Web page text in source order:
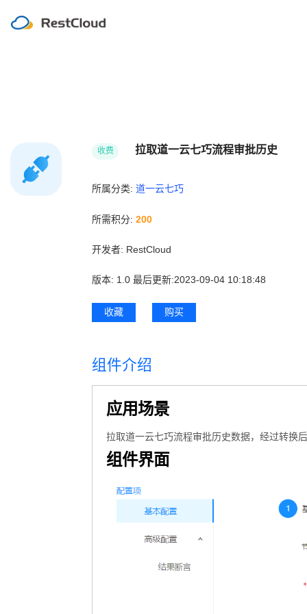
收费 拉取道一云七巧流程审批历史
所属分类:道一云七巧
所需积分:200
开发者: RestCloud
版本: 1.0 最后更新:2023-09-04 10:18:48
收藏 购买
组件介绍
应用场景
拉取道一云七巧流程审批历史数据，经过转换
组件界面